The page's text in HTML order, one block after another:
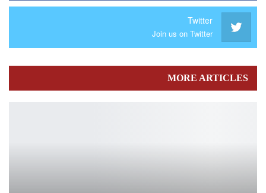
Twitter
Join us on Twitter
MORE ARTICLES